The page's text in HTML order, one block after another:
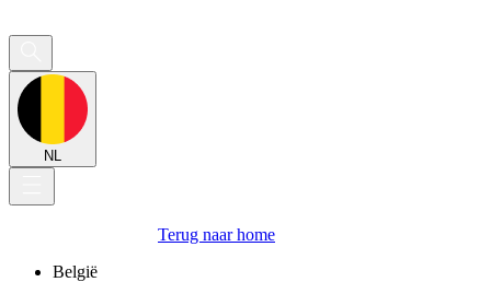
NL
Terug naar home
België